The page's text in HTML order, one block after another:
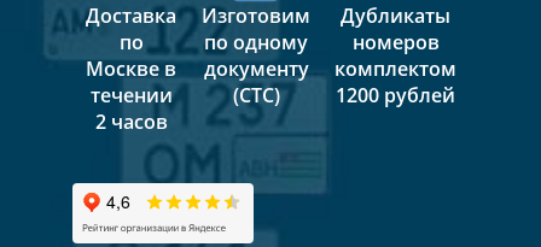
Доставка
по
Москве в
течении
2 часов
Изготовим
по одному
документу
(СТС)
Дубликаты
номеров
комплектом
1200 рублей